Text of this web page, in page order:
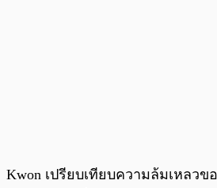
Kwon เปรียบเทียบความล้มเหลวข